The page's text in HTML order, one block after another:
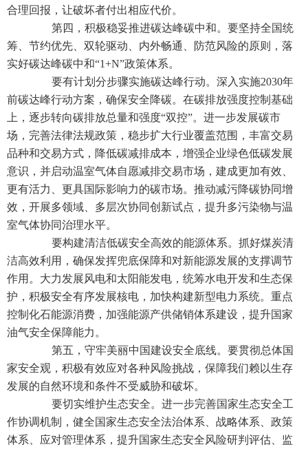
合理回报，让破坏者付出相应代价。
第四，积极稳妥推进碳达峰碳中和。要坚持全国统
筹、节约优先、双轮驱动、内外畅通、防范风险的原则，落
实好碳达峰碳中和“1+N”政策体系。
要有计划分步骤实施碳达峰行动。深入实施2030年
前碳达峰行动方案，确保安全降碳。在碳排放强度控制基础
上，逐步转向碳排放总量和强度“双控”。进一步发展碳市
场，完善法律法规政策，稳步扩大行业覆盖范围，丰富交易
品种和交易方式，降低碳减排成本，增强企业绿色低碳发展
意识，并启动温室气体自愿减排交易市场，建成更加有效、
更有活力、更具国际影响力的碳市场。推动减污降碳协同增
效，开展多领域、多层次协同创新试点，提升多污染物与温
室气体协同治理水平。
要构建清洁低碳安全高效的能源体系。抓好煤炭清
洁高效利用，确保发挥兜底保障和对新能源发展的支撑调节
作用。大力发展风电和太阳能发电，统筹水电开发和生态保
护，积极安全有序发展核电，加快构建新型电力系统。重点
控制化石能源消费，加强能源产供储销体系建设，提升国家
油气安全保障能力。
第五，守牢美丽中国建设安全底线。要贯彻总体国
家安全观，积极有效应对各种风险挑战，保障我们赖以生存
发展的自然环境和条件不受威胁和破坏。
要切实维护生态安全。进一步完善国家生态安全工
作协调机制，健全国家生态安全法治体系、战略体系、政策
体系、应对管理体系，提升国家生态安全风险研判评估、监